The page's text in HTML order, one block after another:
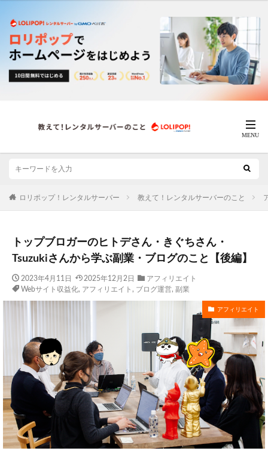
ロリポップ！レンタルサーバー 教えて！レンタルサーバーのこと
トップブロガーのヒトデさん・きぐちさん・
Tsuzukiさんから学ぶ副業・ブログのこと【後編】
2023年4月11日 2025年12月2日
アフィリエイト
Webサイト収益化, アフィリエイト , ブログ運営, 副業
アフィリエイト